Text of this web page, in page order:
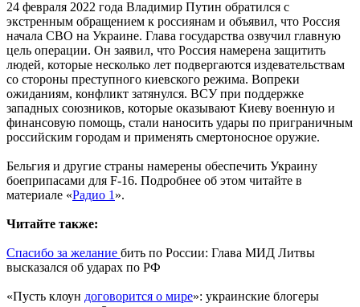
24 февраля 2022 года Владимир Путин обратился с
экстренным обращением к россиянам и объявил, что Россия
начала СВО на Украине. Глава государства озвучил главную
цель операции. Он заявил, что Россия намерена защитить
людей, которые несколько лет подвергаются издевательствам
со стороны преступного киевского режима. Вопреки
ожиданиям, конфликт затянулся. ВСУ при поддержке
западных союзников, которые оказывают Киеву военную и
финансовую помощь, стали наносить удары по приграничным
российским городам и применять смертоносное оружие.
Бельгия и другие страны намерены обеспечить Украину
боеприпасами для F-16. Подробнее об этом читайте в
материале «Радио 1».
Читайте также:
Спасибо за желание бить по России: Глава МИД Литвы
высказался об ударах по РФ
«Пусть клоун договорится о мире»: украинские блогеры